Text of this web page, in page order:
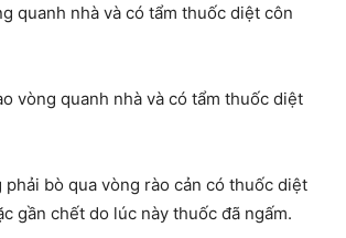
quanh nhà và có tẩm thuốc diệt côn
vòng quanh nhà và có tẩm thuốc diệt
bò qua vòng rào cản có thuốc diệt
gần chết do lúc này thuốc đã ngấm.